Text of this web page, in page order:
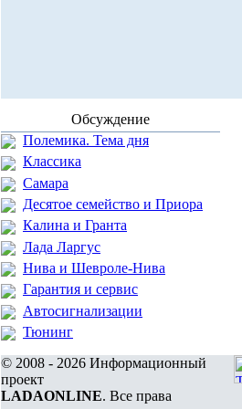
Обсуждение
Полемика. Тема дня
Классика
Самара
Десятое семейство и Приора
Калина и Гранта
Лада Ларгус
Нива и Шевроле-Нива
Гарантия и сервис
Автосигнализации
Тюнинг
© 2008 - 2026 Информационный
проект
LADAONLINE. Все права